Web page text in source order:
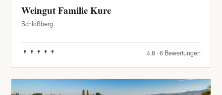
Weingut Familie Kure
Schloßberg
4.8 · 6 Bewertungen